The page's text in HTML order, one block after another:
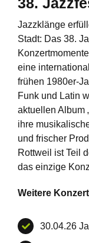
Jazzklänge
Stadt: Das 38.
eine
frühen 1980er-
Funk und Latin
aktuellen Album
ihre
und frischer
Rottweil ist Teil
das einzige
Weitere
30.04.26